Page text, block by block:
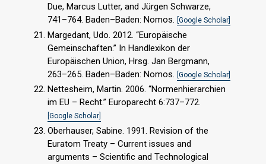
Due, Marcus Lutter, and Jürgen Schwarze,
741–764. Baden–Baden: Nomos. [Google Scholar]
Margedant, Udo. 2012. “Europäische
Gemeinschaften.” In Handlexikon der
Europäischen Union, Hrsg. Jan Bergmann,
263–265. Baden–Baden: Nomos.
[Google Scholar]
Nettesheim, Martin. 2006. “Normenhierarchien
im EU – Recht.” Europarecht 6:737–772.
[Google Scholar]
Oberhauser, Sabine. 1991. Revision of the
Euratom Treaty – Current issues and
arguments – Scientific and Technological